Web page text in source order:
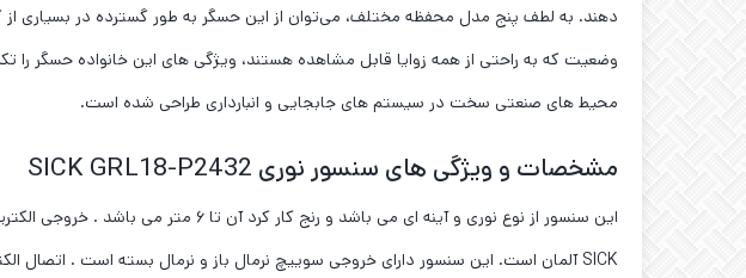
وضعیت که به راحتی از همه زوایا قابل مشاهده هستند، ویژگی ‌های این خانواده حسگر
محیط ‌های صنعتی سخت در سیستم ‌های جابجایی و انبارداری طراحی شده است.
مشخصات و ویژگی های سنسور نوری SICK GRL18-P2432